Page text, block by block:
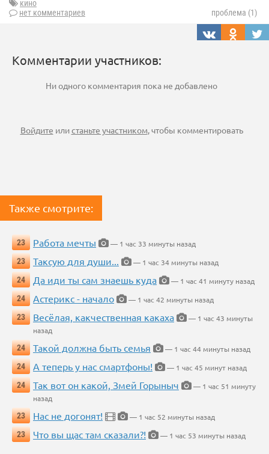
кино
нет комментариев
проблема (1)
Комментарии участников:
Ни одного комментария пока не добавлено
Войдите илистаньте участником, чтобы комментировать
Также смотрите:
23 Работа мечты
— 1 час 33 минуты назад
23
Таксую для души...
— 1 час 34 минуты назад
24
Да иди ты сам знаешь куда
— 1 час 41 минуту назад
24
Астерикс - начало
— 1 час 42 минуты назад
23
Весёлая, какчественная какаха
— 1 час 43 минуты
назад
24
Такой должна быть семья
— 1 час 44 минуты назад
24
А теперь у нас смартфоны!
— 1 час 45 минут назад
24
Так вот он какой, Змей Горыныч
— 1 час 51 минуту
назад
23
Нас не догонят!
— 1 час 52 минуты назад
23
Что вы щас там сказали?! — 1 час 53 минуты назад